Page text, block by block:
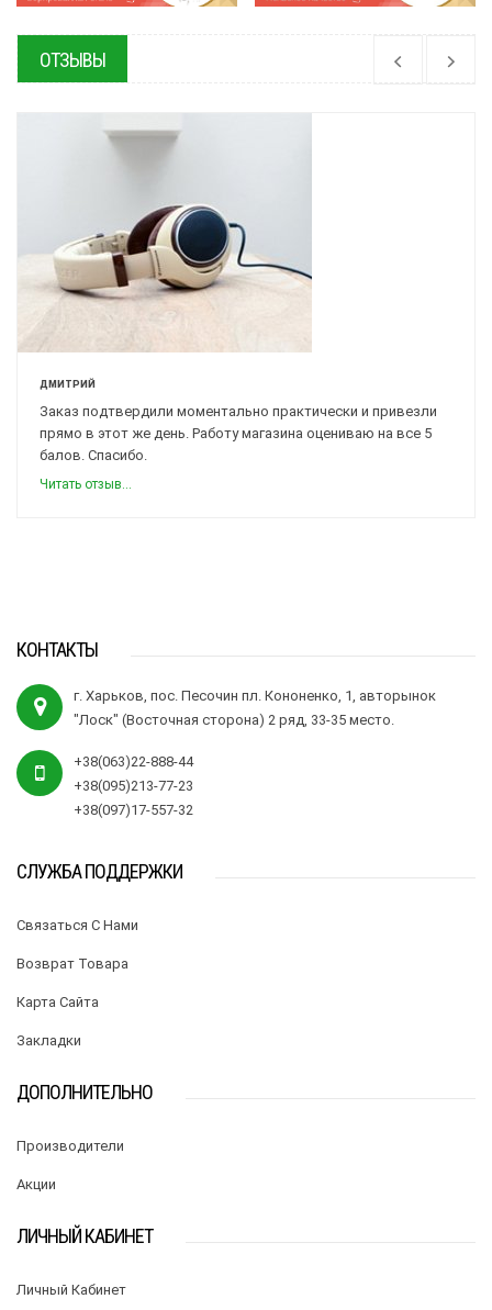
ОТЗЫВЫ
ДМИТРИЙ
Заказ подтвердили моментально практически и привезли
прямо в этот же день. Работу магазина оцениваю на все 5
балов. Спасибо.
Читать отзыв...
КОНТАКТЫ
г. Харьков, пос. Песочин пл. Кононенко, 1, авторынок
"Лоск" (Восточная сторона) 2 ряд, 33-35 место.
+38(063)22-888-44
+38(095)213-77-23
+38(097)17-557-32
СЛУЖБА ПОДДЕРЖКИ
Связаться С Нами
Возврат Товара
Карта Сайта
Закладки
ДОПОЛНИТЕЛЬНО
Производители
Акции
ЛИЧНЫЙ КАБИНЕТ
Личный Кабинет